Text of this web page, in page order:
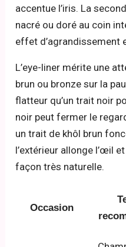
accentue l’iris. La
nacré ou doré au coin
effet d’agrandissement
L’eye-liner mérite une
brun ou bronze sur la
flatteur qu’un trait noir
noir peut fermer le
un trait de khôl brun
l’extérieur allonge l’œil
façon très naturelle.
Occasion